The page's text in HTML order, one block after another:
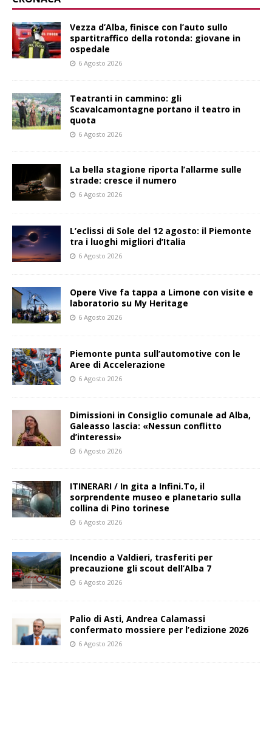
Vezza d’Alba, finisce con l’auto sullo
spartitraffico della rotonda: giovane in
ospedale
6 Agosto 2026
Teatranti in cammino: gli
Scavalcamontagne portano il teatro in
quota
6 Agosto 2026
La bella stagione riporta l’allarme sulle
strade: cresce il numero
6 Agosto 2026
L’eclissi di Sole del 12 agosto: il Piemonte
tra i luoghi migliori d’Italia
6 Agosto 2026
Opere Vive fa tappa a Limone con visite e
laboratorio su My Heritage
6 Agosto 2026
Piemonte punta sull’automotive con le
Aree di Accelerazione
6 Agosto 2026
Dimissioni in Consiglio comunale ad Alba,
Galeasso lascia: «Nessun conflitto
d’interessi»
6 Agosto 2026
ITINERARI / In gita a Infini.To, il
sorprendente museo e planetario sulla
collina di Pino torinese
6 Agosto 2026
Incendio a Valdieri, trasferiti per
precauzione gli scout dell’Alba 7
6 Agosto 2026
Palio di Asti, Andrea Calamassi
confermato mossiere per l’edizione 2026
6 Agosto 2026